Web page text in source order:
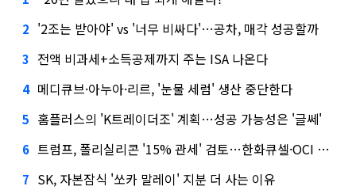
2 '2조는 받아야' vs '너무 비싸다'…공차, 매각 성공할까
3 전액 비과세+소득공제까지 주는 ISA 나온다
4 메디큐브·아누아·리르, '눈물 세럼' 생산 중단한다
5 홈플러스의 'K트레이더조' 계획…성공 가능성은 '글쎄'
6 트럼프, 폴리실리콘 '15% 관세' 검토…한화큐셀·OCI 영향은?
7 SK, 자본잠식 '쏘카 말레이' 지분 더 사는 이유